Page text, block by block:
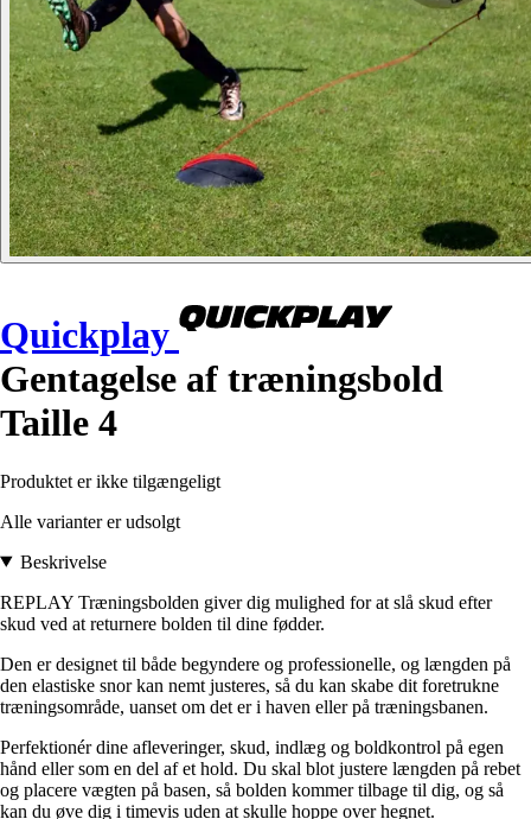
Quickplay
Gentagelse af træningsbold
Taille 4
Produktet er ikke tilgængeligt
Alle varianter er udsolgt
Beskrivelse
REPLAY Træningsbolden giver dig mulighed for at slå skud efter
skud ved at returnere bolden til dine fødder.
Den er designet til både begyndere og professionelle, og længden på
den elastiske snor kan nemt justeres, så du kan skabe dit foretrukne
træningsområde, uanset om det er i haven eller på træningsbanen.
Perfektionér dine afleveringer, skud, indlæg og boldkontrol på egen
hånd eller som en del af et hold. Du skal blot justere længden på rebet
og placere vægten på basen, så bolden kommer tilbage til dig, og så
kan du øve dig i timevis uden at skulle hoppe over hegnet.